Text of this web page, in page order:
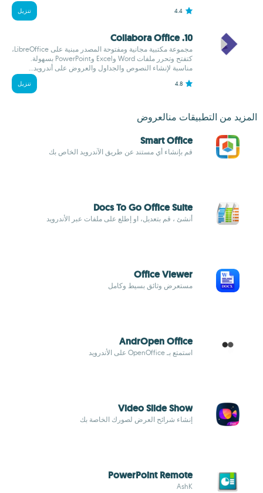
4.4 تنزيل
10. Collabora Office
مجموعة مكتبية مجانية ومفتوحة المصدر مبنية على LibreOffice،
كتفتح وتحرر ملفات Word وExcel وPowerPoint بسهولة.
مناسبة لإنشاء النصوص والجداول والعروض على أندرويد...
4.8 تنزيل
المزيد من التطبيقات منالعروض
Smart Office
قم بإنشاء أي مستند عن طريق الآندرويد الخاص بك
Docs To Go Office Suite
أنشئ ، قم بتعديل، او إطلع على ملفات عبر الأندرويد
Office Viewer
مستعرض وثائق بسيط وكامل
AndrOpen Office
استمتع بـ OpenOffice على الأندرويد
Video Slide Show
إنشاء شرائح العرض لصورك الخاصة بك
PowerPoint Remote
AshK